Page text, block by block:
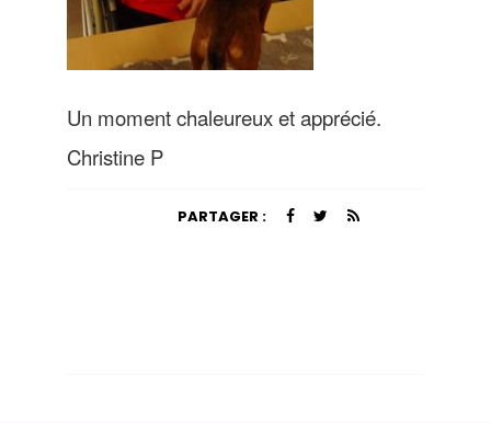
Un moment chaleureux et apprécié.
Christine P
PARTAGER :